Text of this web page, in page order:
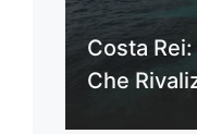
Costa
Che